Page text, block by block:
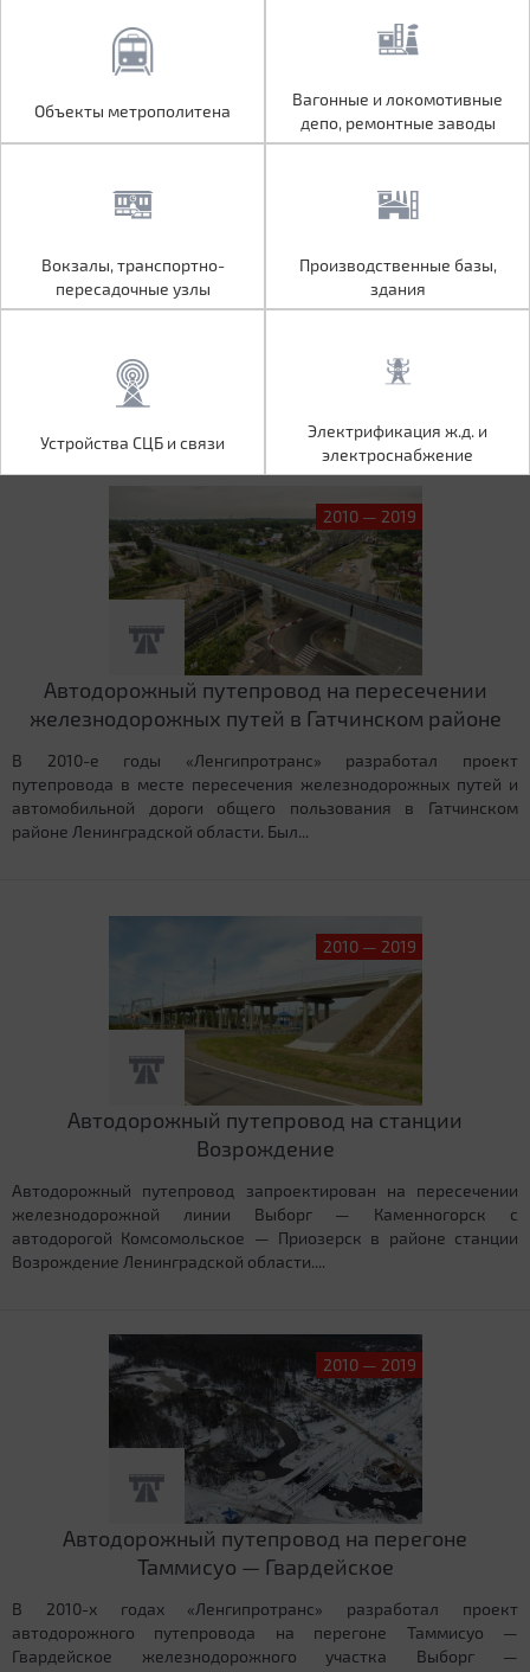
Вагонные и локомотивные
Вокзалы, транспортно-
пересадочные узлы
Производственные базы,
Электрификация ж.д. и
электроснабжение
Объекты метрополитена
Вагонные и локомотивные
депо, ремонтные заводы
Вокзалы, транспортно-
пересадочные узлы
Производственные базы,
здания
Устройства СЦБ и связи
Электрификация ж.д. и
электроснабжение
2010 — 2019
Автодорожный путепровод на пересечении
железнодорожных путей в Гатчинском районе
В 2010-е годы «Ленгипротранс» разработал проект
путепровода в месте пересечения железнодорожных путей и
автомобильной дороги общего пользования в Гатчинском
районе Ленинградской области. Был...
2010 — 2019
Автодорожный путепровод на станции
Возрождение
Автодорожный путепровод запроектирован на пересечении
железнодорожной линии Выборг — Каменногорск с
автодорогой Комсомольское — Приозерск в районе станции
Возрождение Ленинградской области....
2010 — 2019
Автодорожный путепровод на перегоне
Таммисуо — Гвардейское
В 2010-х годах «Ленгипротранс» разработал проект
автодорожного путепровода на перегоне Таммисуо —
Гвардейское железнодорожного участка Выборг —